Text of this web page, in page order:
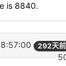
is 8840.
292天前